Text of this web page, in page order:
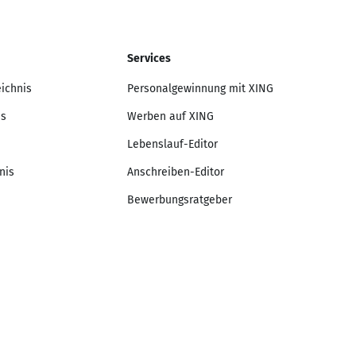
Services
Personalgewinnung mit XING
Werben auf XING
Lebenslauf-Editor
Anschreiben-Editor
Bewerbungsratgeber